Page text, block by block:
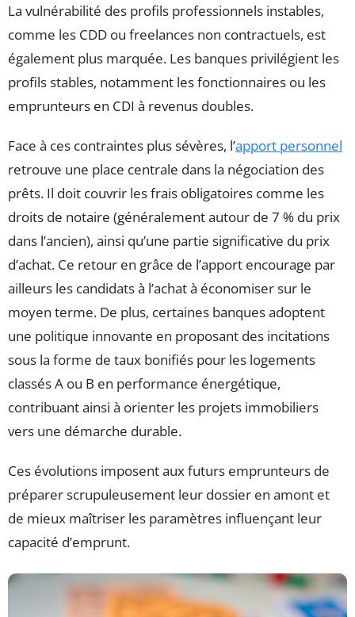
La vulnérabilité des profils professionnels instables,
comme les CDD ou freelances non contractuels, est
également plus marquée. Les banques privilégient les
profils stables, notamment les fonctionnaires ou les
emprunteurs en CDI à revenus doubles.
Face à ces contraintes plus sévères, l’apport personnel
retrouve une place centrale dans la négociation des
prêts. Il doit couvrir les frais obligatoires comme les
droits de notaire (généralement autour de 7 % du prix
dans l’ancien), ainsi qu’une partie significative du prix
d’achat. Ce retour en grâce de l’apport encourage par
ailleurs les candidats à l’achat à économiser sur le
moyen terme. De plus, certaines banques adoptent
une politique innovante en proposant des incitations
sous la forme de taux bonifiés pour les logements
classés A ou B en performance énergétique,
contribuant ainsi à orienter les projets immobiliers
vers une démarche durable.
Ces évolutions imposent aux futurs emprunteurs de
préparer scrupuleusement leur dossier en amont et
de mieux maîtriser les paramètres influençant leur
capacité d’emprunt.